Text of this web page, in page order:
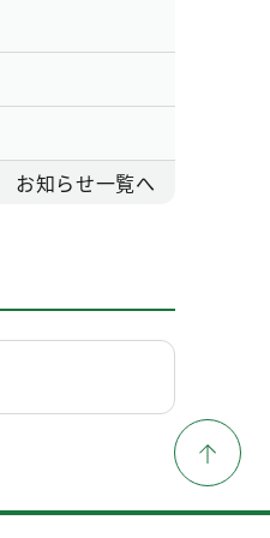
お知らせ一覧へ